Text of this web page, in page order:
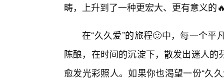
畴，上升到了一种更宏大、更有意义的
在“久久爱”的旅程🙂中，每一个
陈酿，在时间的沉淀下，散发出迷人
愈发光彩照人。如果你也渴望一份“久